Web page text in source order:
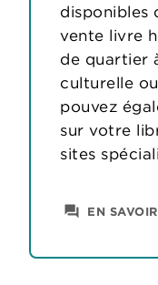
disponibles
vente livre
de quartier
culturelle
pouvez
sur votre
sites
question_answer EN